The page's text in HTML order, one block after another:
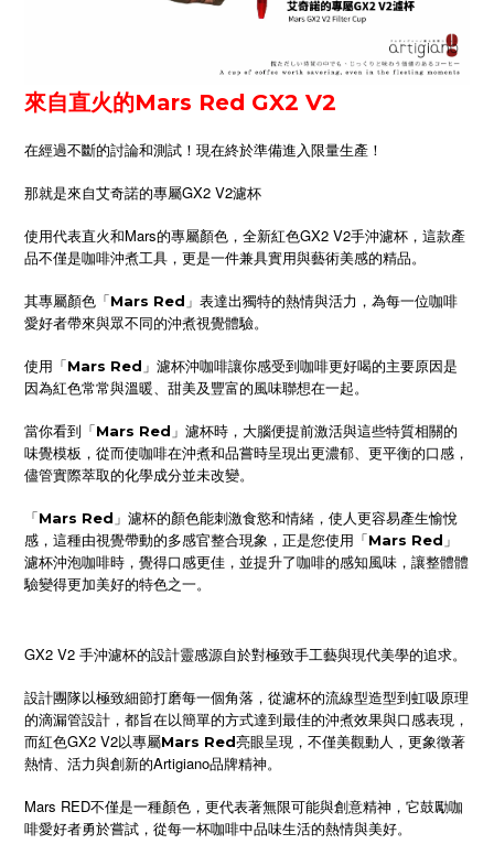
來自直火的Mars Red GX2 V2
在經過不斷的討論和測試！現在終於準備進入限量生產！
那就是來自艾奇諾的專屬GX2 V2濾杯
使用代表直火和Mars的專屬顏色，全新紅色GX2 V2手沖濾杯，這款產
品不僅是咖啡沖煮工具，更是一件兼具實用與藝術美感的精品。
其專屬顏色「Mars Red 」表達出獨特的熱情與活力，為每一位咖啡
愛好者帶來與眾不同的沖煮視覺體驗。
使用「Mars Red 」濾杯沖咖啡讓你感受到咖啡更好喝的主要原因是
因為紅色常常與溫暖、甜美及豐富的風味聯想在一起。
當你看到「Mars Red 」濾杯時，大腦便提前激活與這些特質相關的
味覺模板，從而使咖啡在沖煮和品嘗時呈現出更濃郁、更平衡的口感，
儘管實際萃取的化學成分並未改變。
「Mars Red 」濾杯的顏色能刺激食慾和情緒，使人更容易產生愉悅
感，這種由視覺帶動的多感官整合現象，正是您使用「Mars Red 」
濾杯沖泡咖啡時，覺得口感更佳，並提升了咖啡的感知風味，讓整體體
驗變得更加美好的特色之一。
GX2 V2 手沖濾杯的設計靈感源自於對極致手工藝與現代美學的追求。
設計團隊以極致細節打磨每一個角落，從濾杯的流線型造型到虹吸原理
的滴漏管設計，都旨在以簡單的方式達到最佳的沖煮效果與口感表現，
而紅色GX2 V2以專屬Mars Red亮眼呈現，不僅美觀動人，更象徵著
熱情、活力與創新的Artigiano品牌精神。
Mars RED不僅是一種顏色，更代表著無限可能與創意精神，它鼓勵咖
啡愛好者勇於嘗試，從每一杯咖啡中品味生活的熱情與美好。